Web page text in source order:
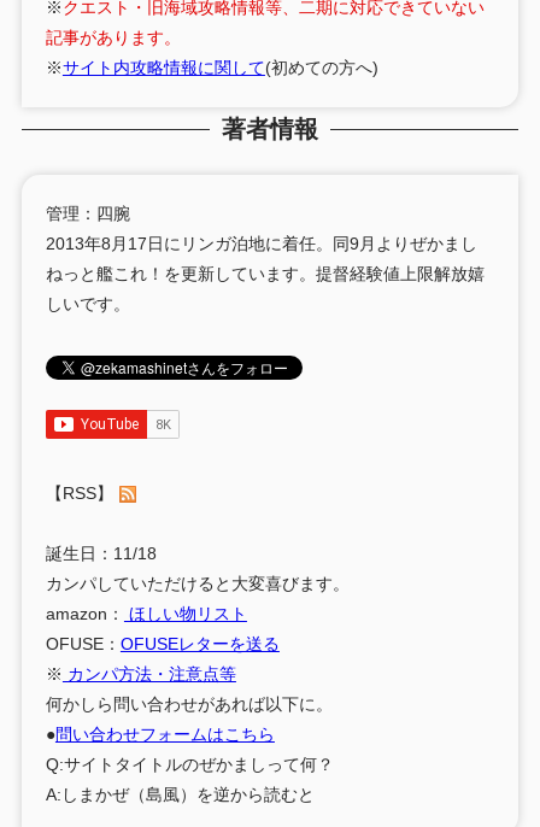
※クエスト・旧海域攻略情報等、二期に対応できていない
記事があります。
※サイト内攻略情報に関して(初めての方へ)
著者情報
管理：四腕
2013年8月17日にリンガ泊地に着任。同9月よりぜかまし
ねっと艦これ！を更新しています。提督経験値上限解放嬉
しいです。
【RSS】
誕生日：11/18
カンパしていただけると大変喜びます。
amazon：
ほしい物リスト
OFUSE： OFUSEレターを送る
※ カンパ方法・注意点等
何かしら問い合わせがあれば以下に。
●問い合わせフォームはこちら
Q:サイトタイトルのぜかましって何？
A:しまかぜ（島風）を逆から読むと